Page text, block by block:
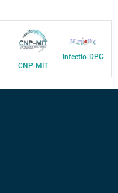
CNP-MIT
Infectio-DPC